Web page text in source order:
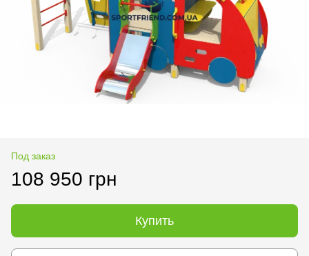
Под заказ
108 950 грн
Купить